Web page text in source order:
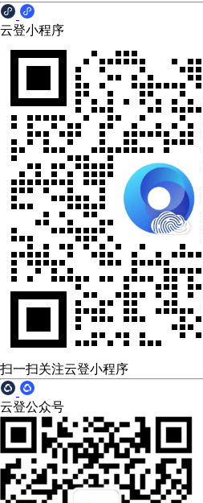
云登小程序
扫一扫关注云登小程序
云登公众号